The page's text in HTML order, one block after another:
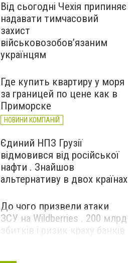
Від сьогодні Чехія припиняє
надавати тимчасовий
захист
військовозобов’язаним
українцям
Где купить квартиру у моря
за границей по цене как в
Приморске
НОВИНИ КОМПАНІЙ
Єдиний НПЗ Грузії
відмовився від російської
нафти . Знайшов
альтернативу в двох країнах
До чого призвели атаки
ЗСУ на Wildberries . 200 млрд
збитків і ризик краху банків